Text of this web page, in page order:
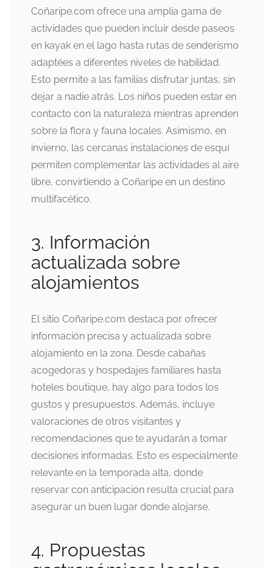
Coñaripe.com ofrece una amplia gama de
actividades que pueden incluir desde paseos
en kayak en el lago hasta rutas de senderismo
adaptées a diferentes niveles de habilidad.
Esto permite a las familias disfrutar juntas, sin
dejar a nadie atrás. Los niños pueden estar en
contacto con la naturaleza mientras aprenden
sobre la flora y fauna locales. Asimismo, en
invierno, las cercanas instalaciones de esquí
permiten complementar las actividades al aire
libre, convirtiendo a Coñaripe en un destino
multifacético.
3. Información
actualizada sobre
alojamientos
El sitio Coñaripe.com destaca por ofrecer
información precisa y actualizada sobre
alojamiento en la zona. Desde cabañas
acogedoras y hospedajes familiares hasta
hoteles boutique, hay algo para todos los
gustos y presupuestos. Además, incluye
valoraciones de otros visitantes y
recomendaciones que te ayudarán a tomar
decisiones informadas. Esto es especialmente
relevante en la temporada alta, donde
reservar con anticipación resulta crucial para
asegurar un buen lugar donde alojarse.
4. Propuestas